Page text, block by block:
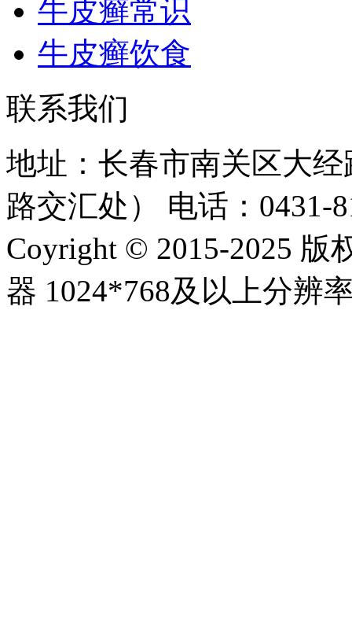
牛皮癣常识
牛皮癣饮食
联系我们
地址：长春市南关区大
路交汇处）
电话：0431-
Coyright © 2015-2025 版
器 1024*768及以上分辨